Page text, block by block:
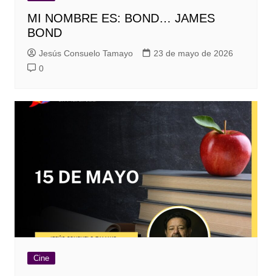
MI NOMBRE ES: BOND… JAMES
BOND
Jesús Consuelo Tamayo
23 de mayo de 2026
0
Cine